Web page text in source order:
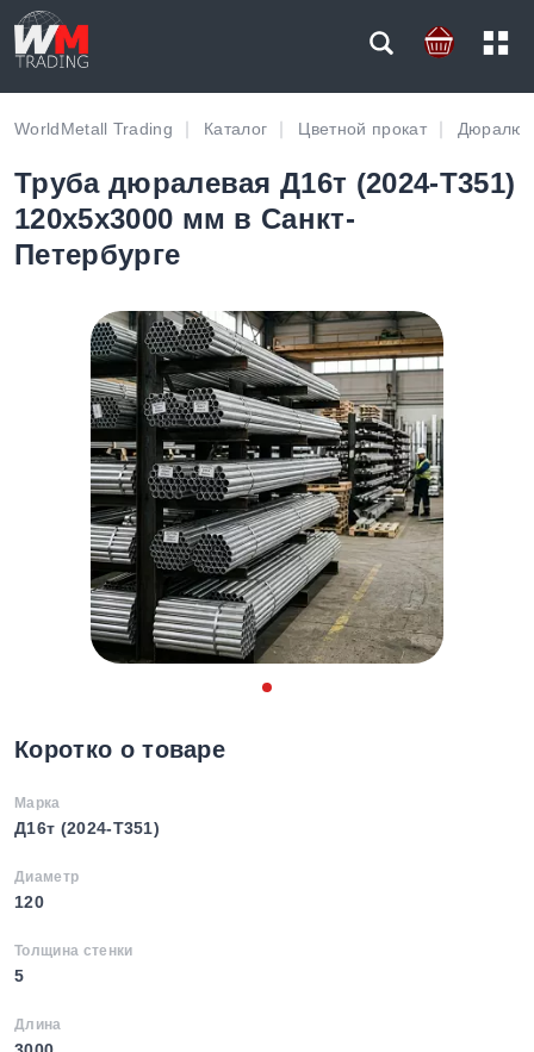
WorldMetall Trading Каталог Цветной прокат
Труба дюралевая Д16т (2024-T351)
120х5х3000 мм в Санкт-
Петербурге
Коротко о товаре
Марка
Д16т (2024-T351)
Диаметр
120
Толщина стенки
5
Длина